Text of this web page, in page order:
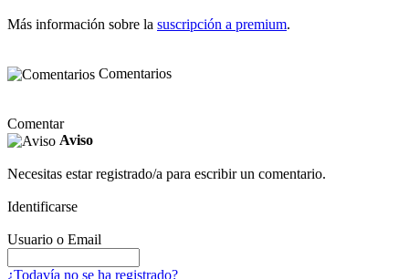
Más información sobre la suscripción a premium.
Comentarios
Comentar
Aviso
Necesitas estar registrado/a para escribir un comentario.
Identificarse
Usuario o Email
¿Todavía no se ha registrado?